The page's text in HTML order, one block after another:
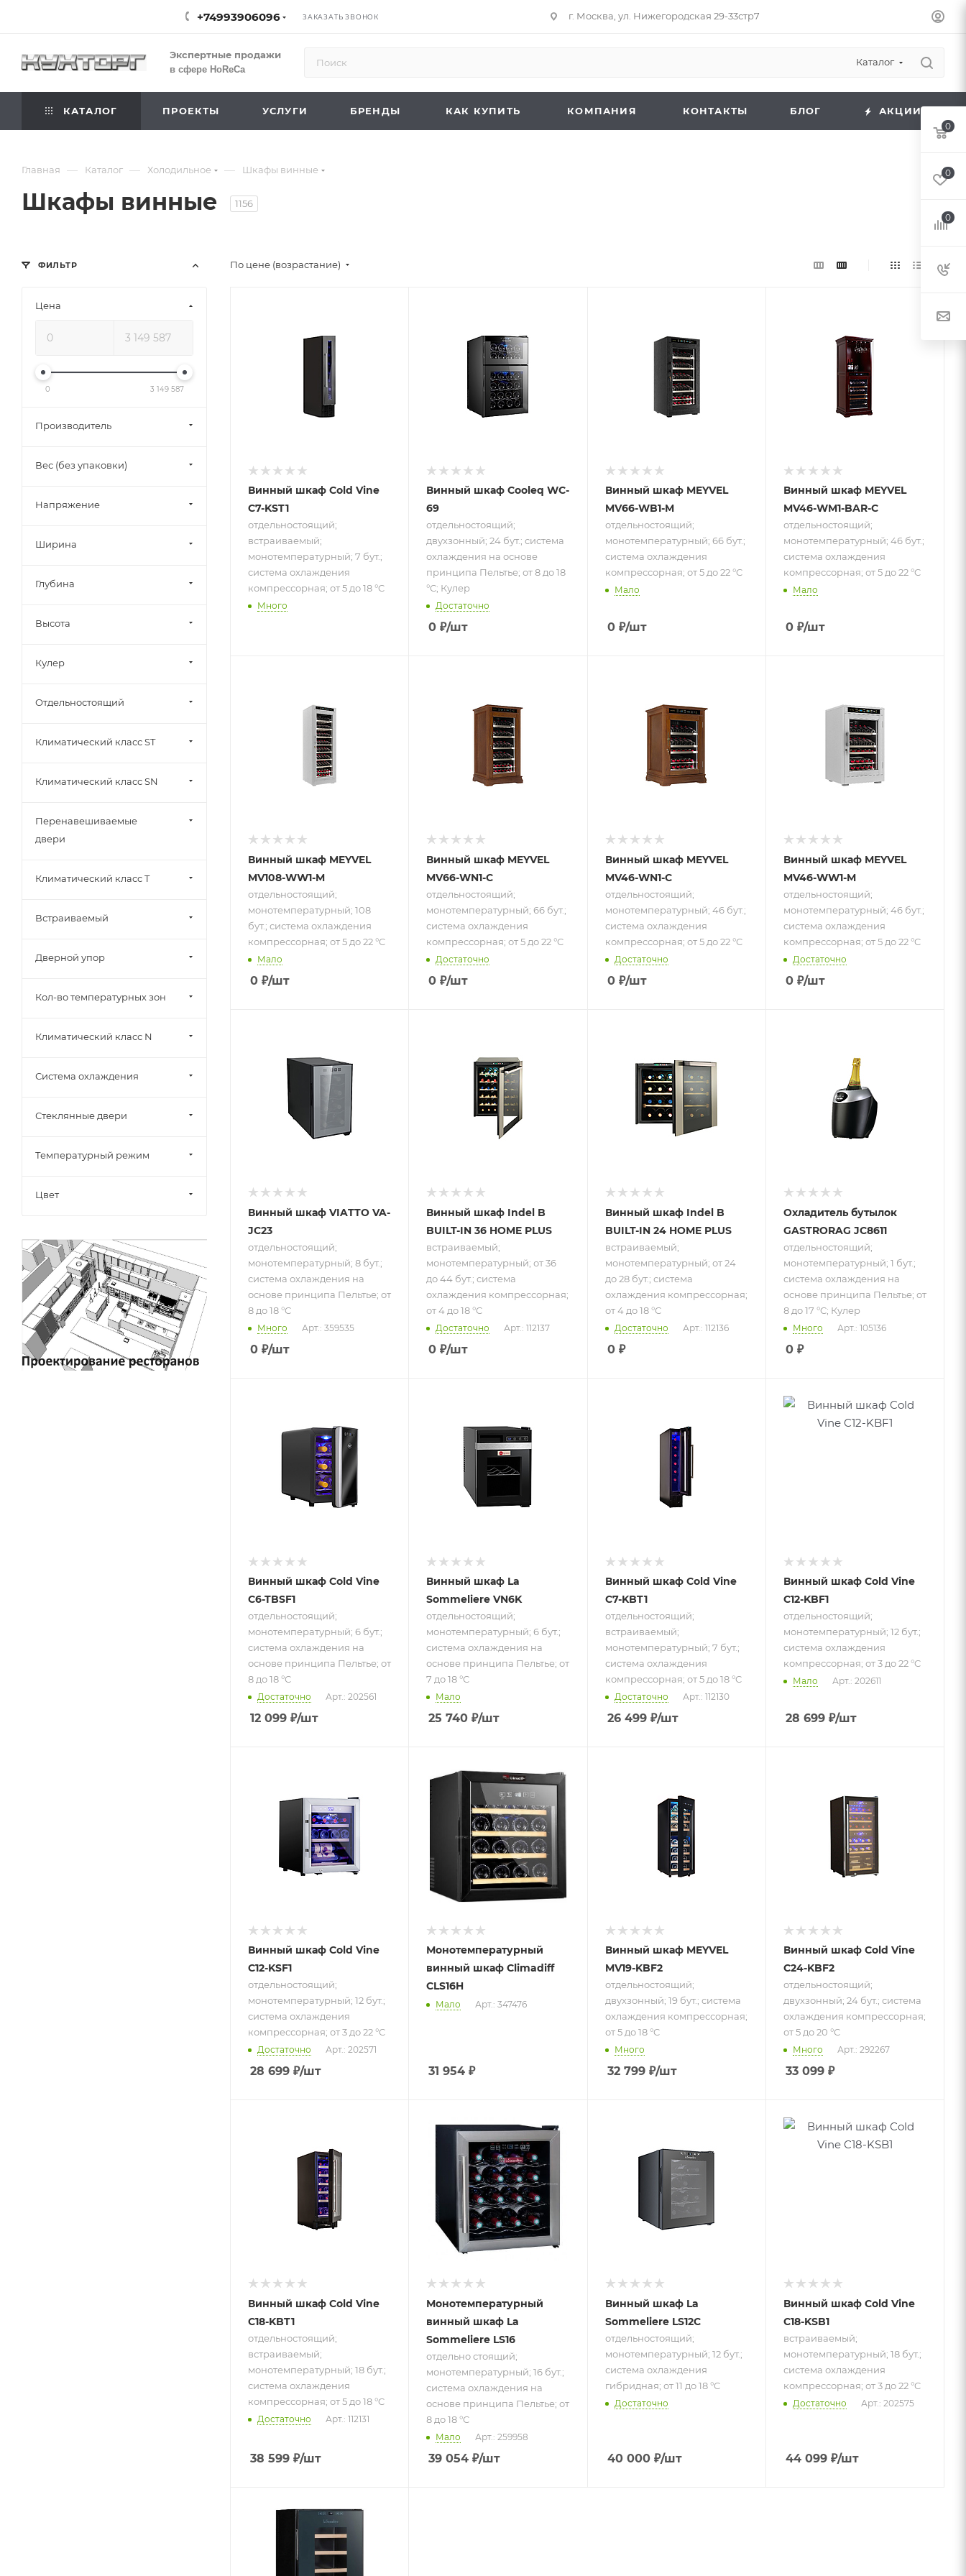
+74993906096 ЗАКАЗАТЬ ЗВОНОК г. Москва, ул. Нижегородская 29-33стр7
Экспертные продажи
в сфере HoReCa
Каталог
КАТАЛОГ ПРОЕКТЫ УСЛУГИ БРЕНДЫ КАК КУПИТЬ КОМПАНИЯ КОНТАКТЫ БЛОГ АКЦИИ
Главная — Каталог — Холодильное — Шкафы винные
Шкафы винные 1156
По цене (возрастание)
встраиваемый;
монотемпературный;
компрессорная;
от 5 до 18 °C
Винный шкаф Cold Vine
C7-KST1
отдельностоящий;
встраиваемый;
монотемпературный; 7 бут.;
система охлаждения
компрессорная; от 5 до 18 °C
Много
двухзонный; 24
бут.; система
охлаждения на
Пельтье; от 8 до
Винный шкаф Cooleq WC-
69
отдельностоящий;
двухзонный; 24 бут.; система
охлаждения на основе
принципа Пельтье; от 8 до 18
°C; Кулер
Достаточно
0 ₽/шт
монотемпературный;
66 бут.; система
охлаждения
компрессорная;
Винный шкаф MEYVEL
MV66-WB1-M
отдельностоящий;
монотемпературный; 66 бут.;
система охлаждения
компрессорная; от 5 до 22 °C
Мало
0₽/шт
монотемпературный;
46 бут.; система
охлаждения
компрессорная;
Винный шкаф MEYVEL
MV46-WM1-BAR-C
отдельностоящий;
монотемпературный; 46 бут.;
система охлаждения
компрессорная; от 5 до 22 °C
Мало
0₽/шт
монотемпературный;
108 бут.; система
компрессорная;
Винный шкаф MEYVEL
MV108-WW1-M
отдельностоящий;
монотемпературный; 108
бут.; система охлаждения
компрессорная; от 5 до 22 °C
Мало
0 ₽/шт
монотемпературный;
66 бут.; система
охлаждения
компрессорная;
от 5 до 22 °C
Винный шкаф MEYVEL
MV66-WN1-C
отдельностоящий;
монотемпературный; 66 бут.;
система охлаждения
компрессорная; от 5 до 22 °C
Достаточно
0 ₽/шт
монотемпературный;
46 бут.; система
охлаждения
компрессорная;
от 5 до 22 °C
Винный шкаф MEYVEL
MV46-WN1-C
отдельностоящий;
монотемпературный; 46 бут.;
система охлаждения
компрессорная; от 5 до 22 °C
Достаточно
0₽/шт
монотемпературный;
46 бут.; система
охлаждения
компрессорная;
от 5 до 22 °C
Винный шкаф MEYVEL
MV46-WW1-M
отдельностоящий;
монотемпературный; 46 бут.;
система охлаждения
компрессорная; от 5 до 22 °C
Достаточно
0₽/шт
монотемпературный;
8 бут.; система
охлаждения на
принципа
Пельтье; от 8 до
Винный шкаф VIATTO VA-
JC23
отдельностоящий;
монотемпературный; 8 бут.;
система охлаждения на
основе принципа Пельтье; от
8 до 18 °C
Много Арт.: 359535
0 ₽/шт
монотемпературный;
от 36 до 44 бут.;
охлаждения
компрессорная;
Винный шкаф Indel B
BUILT-IN 36 HOME PLUS
встраиваемый;
монотемпературный; от 36
до 44 бут.; система
охлаждения компрессорная;
от 4 до 18 °C
Достаточно Арт.: 112137
0 ₽/шт
монотемпературный;
от 24 до 28 бут.;
система
охлаждения
компрессорная;
Винный шкаф Indel B
BUILT-IN 24 HOME PLUS
встраиваемый;
монотемпературный; от 24
до 28 бут.; система
охлаждения компрессорная;
от 4 до 18 °C
Достаточно Арт.: 112136
0₽
монотемпературный;
1 бут.; система
охлаждения на
принципа
Пельтье; от 8 до
Охладитель бутылок
GASTRORAG JC8611
отдельностоящий;
монотемпературный; 1 бут.;
система охлаждения на
основе принципа Пельтье; от
8 до 17 °C; Кулер
Много Арт.: 105136
0₽
монотемпературный;
6 бут.; система
охлаждения на
принципа
Пельтье; от 8 до
Винный шкаф Cold Vine
C6-TBSF1
отдельностоящий;
монотемпературный; 6 бут.;
система охлаждения на
основе принципа Пельтье; от
8 до 18 °C
Достаточно Арт.: 202561
12 099 ₽/шт
монотемпературный;
6 бут.; система
охлаждения на
основе
принципа
Пельтье; от 7 до
Винный шкаф La
Sommeliere VN6K
отдельностоящий;
монотемпературный; 6 бут.;
система охлаждения на
основе принципа Пельтье; от
7 до 18 °C
Мало
25 740 ₽/шт
встраиваемый;
монотемпературный;
7 бут.; система
компрессорная;
от 5 до 18 °C
Винный шкаф Cold Vine
C7-KBT1
отдельностоящий;
встраиваемый;
монотемпературный; 7 бут.;
система охлаждения
компрессорная; от 5 до 18 °C
Достаточно Арт.: 112130
26 499₽/шт
Подпись к товару
отдельностоящий;
монотемпературный;
Винный шкаф Cold Vine
C12-KBF1
отдельностоящий;
монотемпературный; 12 бут.;
система охлаждения
компрессорная; от 3 до 22 °C
Мало Арт.: 202611
28 699₽/шт
монотемпературный;
12 бут.; система
охлаждения
компрессорная;
от 3 до 22 °C
Винный шкаф Cold Vine
C12-KSF1
отдельностоящий;
монотемпературный; 12 бут.;
система охлаждения
компрессорная; от 3 до 22 °C
Достаточно Арт.: 202571
28 699 ₽/шт
Монотемпературный
винный шкаф Climadiff
CLS16H
Мало Арт.: 347476
31 954 ₽
двухзонный; 19
бут.; система
компрессорная;
Винный шкаф MEYVEL
MV19-KBF2
отдельностоящий;
двухзонный; 19 бут.; система
охлаждения компрессорная;
от 5 до 18 °C
Много
32 799₽/шт
двухзонный; 24
бут.; система
охлаждения
компрессорная;
от 5 до 20 °C
Винный шкаф Cold Vine
C24-KBF2
отдельностоящий;
двухзонный; 24 бут.; система
охлаждения компрессорная;
от 5 до 20 °C
Много Арт.: 292267
33 099₽
встраиваемый;
монотемпературный;
18 бут.; система
компрессорная;
от 5 до 18 °C
Винный шкаф Cold Vine
C18-KBT1
отдельностоящий;
встраиваемый;
монотемпературный; 18 бут.;
система охлаждения
компрессорная; от 5 до 18 °C
Достаточно Арт.: 112131
38 599 ₽/шт
Подпись к товару
отдельно
стоящий;
монотемпературный;
16 бут.; система
охлаждения на
основе
принципа
Пельтье; от 8 до
Монотемпературный
винный шкаф La
Sommeliere LS16
отдельно стоящий;
монотемпературный; 16 бут.;
система охлаждения на
основе принципа Пельтье; от
8 до 18 °C
Мало Арт.: 259958
39 054 ₽/шт
монотемпературный;
12 бут.; система
гибридная; от 11
Винный шкаф La
Sommeliere LS12C
отдельностоящий;
монотемпературный; 12 бут.;
система охлаждения
гибридная; от 11 до 18 °C
Достаточно
40 000₽/шт
Подпись к товару
встраиваемый;
монотемпературный;
Винный шкаф Cold Vine
C18-KSB1
встраиваемый;
монотемпературный; 18 бут.;
система охлаждения
компрессорная; от 3 до 22 °C
Достаточно Арт.: 202575
44 099₽/шт
ФИЛЬТР
Цена
0 3 149 587
Производитель
Вес (без упаковки)
Напряжение
Ширина
Глубина
Высота
Кулер
Отдельностоящий
Климатический класс ST
Климатический класс SN
Перенавешиваемые
двери
Климатический класс T
Встраиваемый
Дверной упор
Кол-во температурных зон
Климатический класс N
Система охлаждения
Стеклянные двери
Температурный режим
Цвет
0
0
0